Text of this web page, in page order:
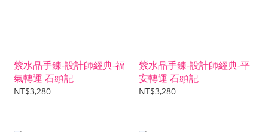
紫水晶手鍊-設計師經典-福
氣轉運 石頭記
NT$3,280
紫水晶手鍊-設計師經典-平
安轉運 石頭記
NT$3,280